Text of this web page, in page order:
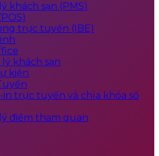
khách sạn (PMS)
trực tuyến (IBE)
khách sạn
kiện
trực tuyến và chìa khóa số
điểm tham quan